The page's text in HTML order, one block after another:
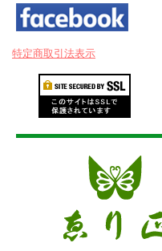
特定商取引法表示